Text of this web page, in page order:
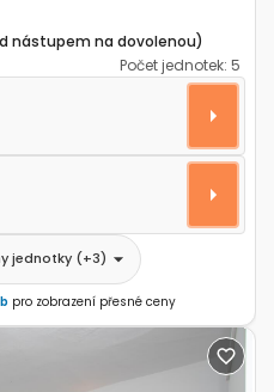
nástupem na dovolenou)
Počet jednotek: 5
Duće, Omiš A-4852-a
jednotky (+3)
pro zobrazení přesné ceny